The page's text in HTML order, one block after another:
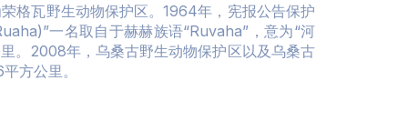
格瓦野生动物保护区。1964年，宪报公告保护
一名取自于赫赫族语“Ruvaha”，意为“河
。2008年，乌桑古野生动物保护区以及乌桑古
方公里。